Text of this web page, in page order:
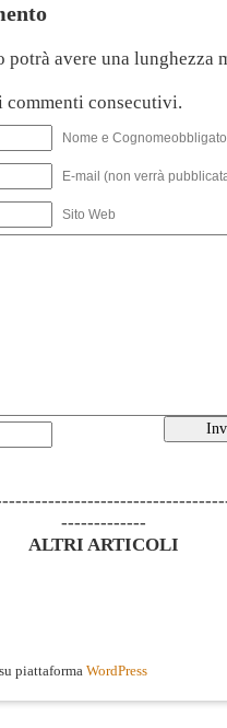
potrà avere una lunghezza
commenti consecutivi.
Nome e
E-mail (non verrà
Sito Web
-------------
ALTRI ARTICOLI
piattaforma WordPress